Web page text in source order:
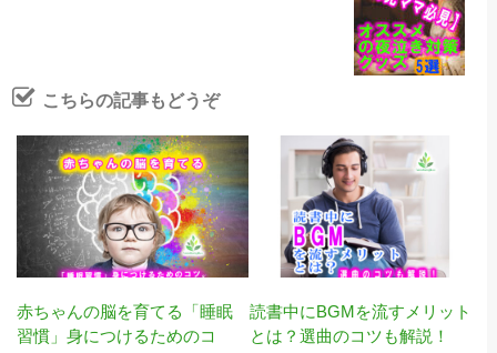
こちらの記事もどうぞ
赤ちゃんの脳を育てる「睡眠
習慣」身につけるためのコ
読書中にBGMを流すメリット
とは？選曲のコツも解説！